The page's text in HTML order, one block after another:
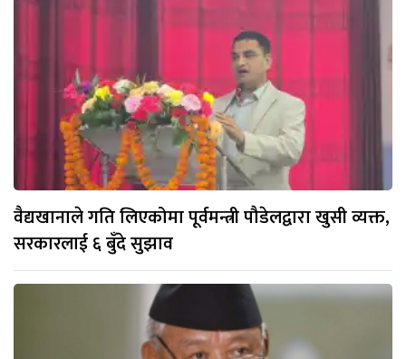
वैद्यखानाले गति लिएकोमा पूर्वमन्त्री पौडेलद्वारा खुसी व्यक्त,
सरकारलाई ६ बुँदे सुझाव